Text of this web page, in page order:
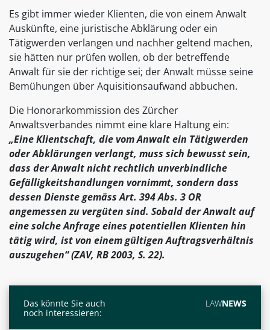
Es gibt immer wieder Klienten, die von einem Anwalt
Auskünfte, eine juristische Abklärung oder ein
Tätigwerden verlangen und nachher geltend machen,
sie hätten nur prüfen wollen, ob der betreffende
Anwalt für sie der richtige sei; der Anwalt müsse seine
Bemühungen über Aquisitionsaufwand abbuchen.
Die Honorarkommission des Zürcher
Anwaltsverbandes nimmt eine klare Haltung ein:
„Eine Klientschaft, die vom Anwalt ein Tätigwerden
oder Abklärungen verlangt, muss sich bewusst sein,
dass der Anwalt nicht rechtlich unverbindliche
Gefälligkeitshandlungen vornimmt, sondern dass
dessen Dienste gemäss Art. 394 Abs. 3 OR
angemessen zu vergüten sind. Sobald der Anwalt auf
eine solche Anfrage eines potentiellen Klienten hin
tätig wird, ist von einem gültigen Auftragsverhältnis
auszugehen“ (ZAV, RB 2003, S. 22).
Das könnte Sie auch
noch interessieren:
LAWNEWS